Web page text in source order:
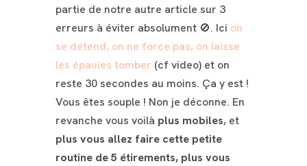
partie de notre autre article sur 3
erreurs à éviter absolument 🚫. Ici on
se détend, on ne force pas, on laisse
les épaules tomber (cf video) et on
reste 30 secondes au moins. Ça y est !
Vous êtes souple ! Non je déconne. En
revanche vous voilà plus mobiles, et
plus vous allez faire cette petite
routine de 5 étirements, plus vous